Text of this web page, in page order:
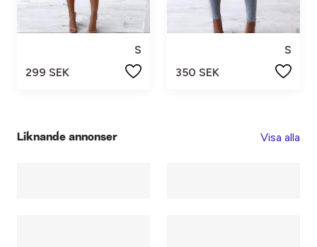
S
299 SEK
S
350 SEK
Liknande annonser Visa alla